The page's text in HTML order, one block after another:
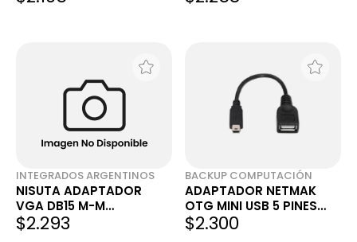
INTEGRADOS ARGENTINOS
NISUTA ADAPTADOR
VGA DB15 M-M
(NSADB15M)
$2.293
BACKUP COMPUTACIÓN
ADAPTADOR NETMAK
OTG MINI USB 5 PINES
(MACHO) A USB 2.0
HEMBRA
$2.300